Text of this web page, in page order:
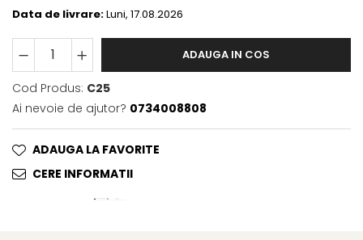
Data de livrare:Luni, 17.08.2026
ADAUGA IN COS
Cod Produs: C25
Ai nevoie de ajutor? 0734008808
ADAUGA LA FAVORITE
CERE INFORMATII